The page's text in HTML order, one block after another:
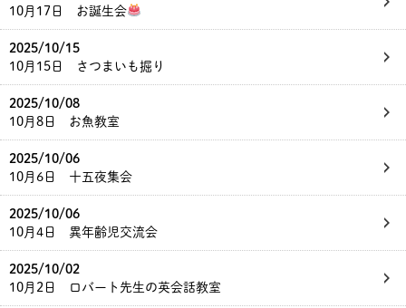
10月17日 お誕生会
2025/10/15
10月15日 さつまいも掘り
2025/10/08
10月8日 お魚教室
2025/10/06
10月6日 十五夜集会
2025/10/06
10月4日 異年齢児交流会
2025/10/02
10月2日 ロバート先生の英会話教室